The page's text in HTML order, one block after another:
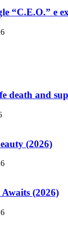
“C.E.O.” e
death and
(2026)
(2026)